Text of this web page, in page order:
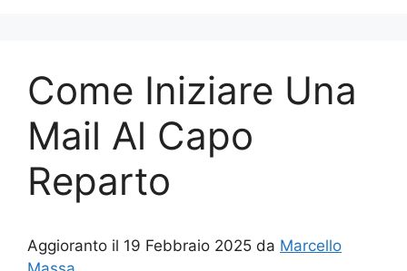
Come Iniziare Una
Mail Al Capo
Reparto
Aggioranto il 19 Febbraio 2025 da Marcello